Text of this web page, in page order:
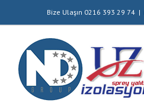
Bize Ulaşın 0216 393 29 74 |